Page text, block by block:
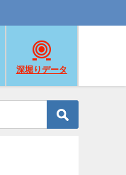
深堀りデータ